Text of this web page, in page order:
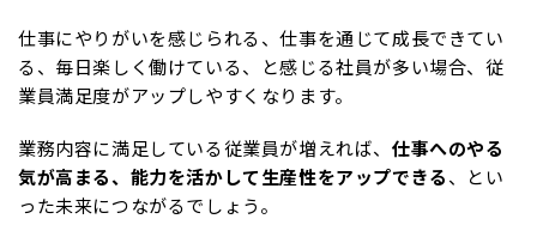
仕事にやりがいを感じられる、仕事を通じて成長できてい
る、毎日楽しく働けている、と感じる社員が多い場合、従
業員満足度がアップしやすくなります。
業務内容に満足している従業員が増えれば、仕事へのやる
気が高まる、能力を活かして生産性をアップできる、とい
った未来につながるでしょう。